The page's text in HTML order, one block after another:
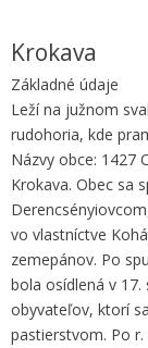
Krokava
Základné údaje
Leží na južnom
rudohoria, kde
Názvy obce: 1427
Krokava. Obec sa
vo vlastníctve
zemepánov. Po
bola osídlená v
obyvateľov, ktorí
pastierstvom. Po